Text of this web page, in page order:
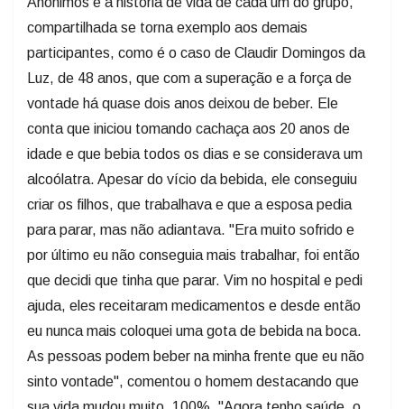
compartilhada se torna exemplo aos demais
participantes, como é o caso de Claudir Domingos da
Luz, de 48 anos, que com a superação e a força de
vontade há quase dois anos deixou de beber. Ele
conta que iniciou tomando cachaça aos 20 anos de
idade e que bebia todos os dias e se considerava um
alcoólatra. Apesar do vício da bebida, ele conseguiu
criar os filhos, que trabalhava e que a esposa pedia
para parar, mas não adiantava. "Era muito sofrido e
por último eu não conseguia mais trabalhar, foi então
que decidi que tinha que parar. Vim no hospital e pedi
ajuda, eles receitaram medicamentos e desde então
eu nunca mais coloquei uma gota de bebida na boca.
As pessoas podem beber na minha frente que eu não
sinto vontade", comentou o homem destacando que